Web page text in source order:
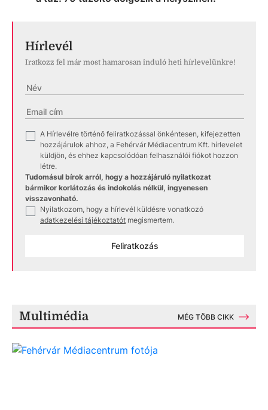
Hírlevél
Iratkozz fel már most hamarosan induló heti hírlevelünkre!
A Hírlevélre történő feliratkozással önkéntesen, kifejezetten
hozzájárulok ahhoz, a Fehérvár Médiacentrum Kft. hírlevelet
küldjön, és ehhez kapcsolódóan felhasználói fiókot hozzon
létre.
Tudomásul bírok arról, hogy a hozzájáruló nyilatkozat
bármikor korlátozás és indokolás nélkül, ingyenesen
visszavonható.
Nyilatkozom, hogy a hírlevél küldésre vonatkozó
adatkezelési tájékoztatót megismertem.
Feliratkozás
Multimédia MÉG TÖBB CIKK